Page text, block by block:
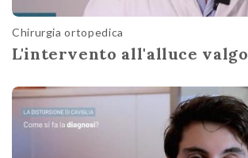
Chirurgia ortopedica
L'intervento all'alluce valgo